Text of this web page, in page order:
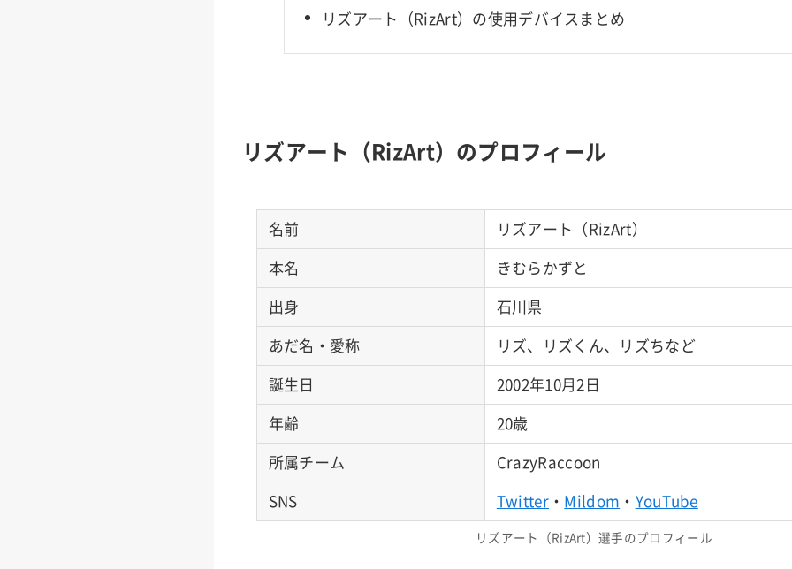
リズアート（RizArt）の使用デバイスまとめ
リズアート（RizArt）のプロフィール
名前 リズアート（RizArt）
本名 きむらかずと
出身 石川県
あだ名・愛称 リズ、リズくん、リズちなど
誕生日 2002年10月2日
年齢 20歳
所属チーム CrazyRaccoon
SNS Twitter ・ Mildom ・ YouTube
リズアート（RizArt）選手のプロフィール